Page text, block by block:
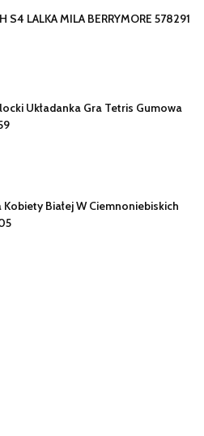
S4 LALKA MILA BERRYMORE 578291
Układanka Gra Tetris Gumowa
Białej W Ciemnoniebiskich